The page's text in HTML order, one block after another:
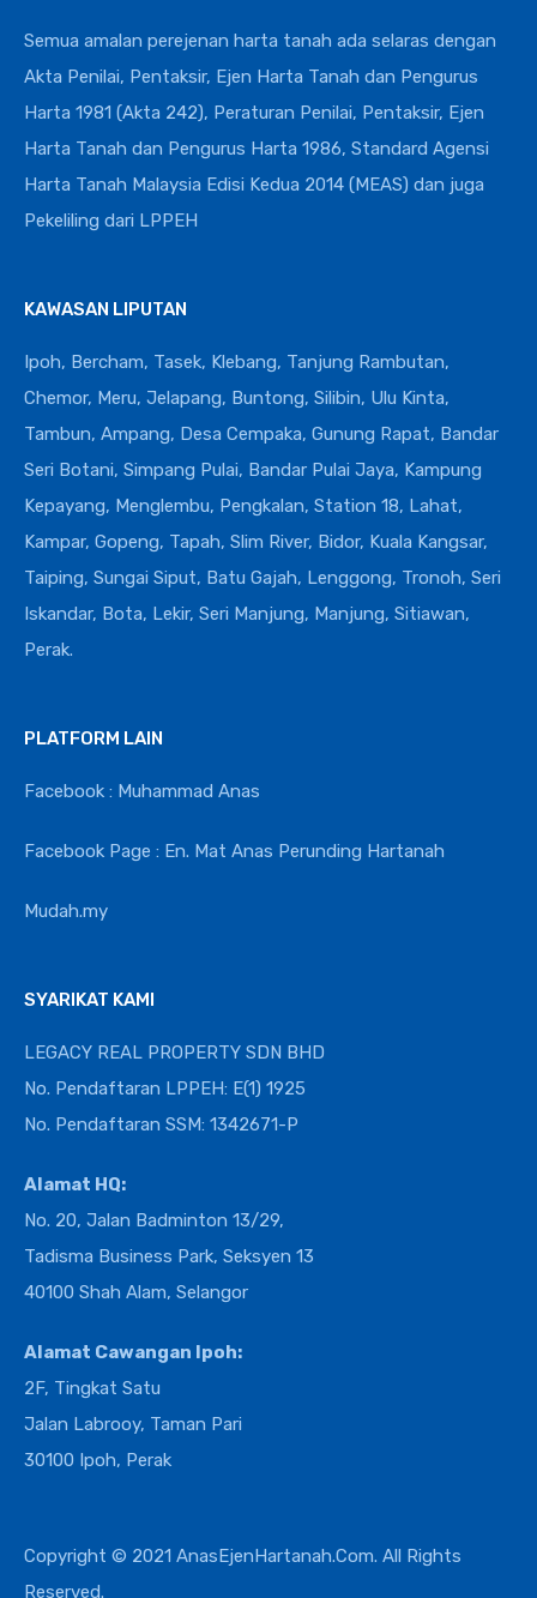
Semua amalan perejenan harta tanah ada selaras dengan
Akta Penilai, Pentaksir, Ejen Harta Tanah dan Pengurus
Harta 1981 (Akta 242), Peraturan Penilai, Pentaksir, Ejen
Harta Tanah dan Pengurus Harta 1986, Standard Agensi
Harta Tanah Malaysia Edisi Kedua 2014 (MEAS) dan juga
Pekeliling dari LPPEH
KAWASAN LIPUTAN
Ipoh, Bercham, Tasek, Klebang, Tanjung Rambutan,
Chemor, Meru, Jelapang, Buntong, Silibin, Ulu Kinta,
Tambun, Ampang, Desa Cempaka, Gunung Rapat, Bandar
Seri Botani, Simpang Pulai, Bandar Pulai Jaya, Kampung
Kepayang, Menglembu, Pengkalan, Station 18, Lahat,
Kampar, Gopeng, Tapah, Slim River, Bidor, Kuala Kangsar,
Taiping, Sungai Siput, Batu Gajah, Lenggong, Tronoh, Seri
Iskandar, Bota, Lekir, Seri Manjung, Manjung, Sitiawan,
Perak.
PLATFORM LAIN
Facebook : Muhammad Anas
Facebook Page : En. Mat Anas Perunding Hartanah
Mudah.my
SYARIKAT KAMI
LEGACY REAL PROPERTY SDN BHD
No. Pendaftaran LPPEH: E(1) 1925
No. Pendaftaran SSM: 1342671-P
Alamat HQ:
No. 20, Jalan Badminton 13/29,
Tadisma Business Park, Seksyen 13
40100 Shah Alam, Selangor
Alamat Cawangan Ipoh:
2F, Tingkat Satu
Jalan Labrooy, Taman Pari
30100 Ipoh, Perak
Copyright © 2021 AnasEjenHartanah.Com. All Rights
Reserved.